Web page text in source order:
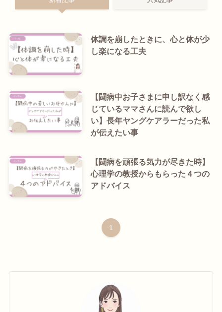
体調を崩したときに、心と体が少
し楽になる工夫
【闘病中お子さまに申し訳なく感
じているママさんに読んで欲し
い】長年ヤングケアラーだった私
が伝えたい事
【闘病を頑張る気力が尽きた時】
心理学の教授からもらった４つの
アドバイス
1